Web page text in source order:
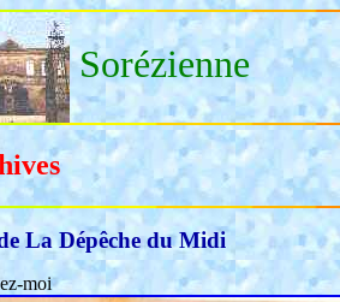
Sorézienne
La Dépêche du Midi
moi